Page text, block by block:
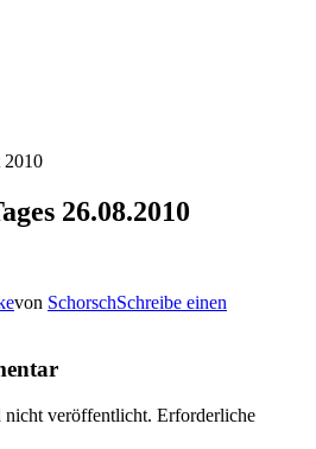
2010
26.08.2010
von SchorschSchreibe einen
veröffentlicht. Erforderliche